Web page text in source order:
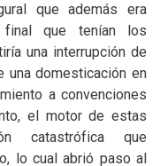
que además era
que tenían los
una interrupción de
una domesticación en
a convenciones
el motor de estas
catastrófica que
lo cual abrió paso al